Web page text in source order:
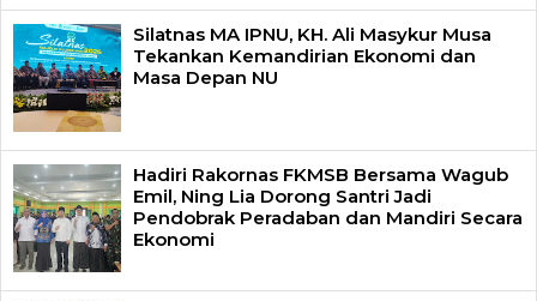
Silatnas MA IPNU, KH. Ali Masykur Musa
Tekankan Kemandirian Ekonomi dan
Masa Depan NU
Hadiri Rakornas FKMSB Bersama Wagub
Emil, Ning Lia Dorong Santri Jadi
Pendobrak Peradaban dan Mandiri Secara
Ekonomi